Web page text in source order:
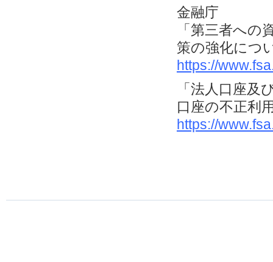
金融庁
「第三者への
策の強化につ
https://
「法人口座
口座の不正利
https://